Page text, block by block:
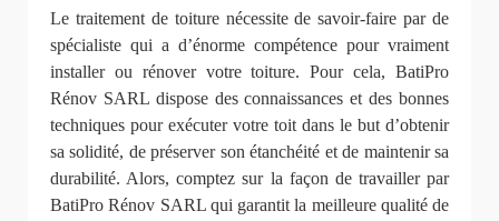
Le traitement de toiture nécessite de savoir-faire par de
spécialiste qui a d’énorme compétence pour vraiment
installer ou rénover votre toiture. Pour cela, BatiPro
Rénov SARL dispose des connaissances et des bonnes
techniques pour exécuter votre toit dans le but d’obtenir
sa solidité, de préserver son étanchéité et de maintenir sa
durabilité. Alors, comptez sur la façon de travailler par
BatiPro Rénov SARL qui garantit la meilleure qualité de